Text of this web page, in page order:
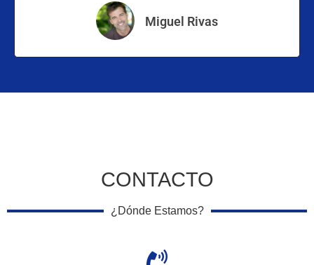
Miguel Rivas
CONTACTO
¿Dónde Estamos?